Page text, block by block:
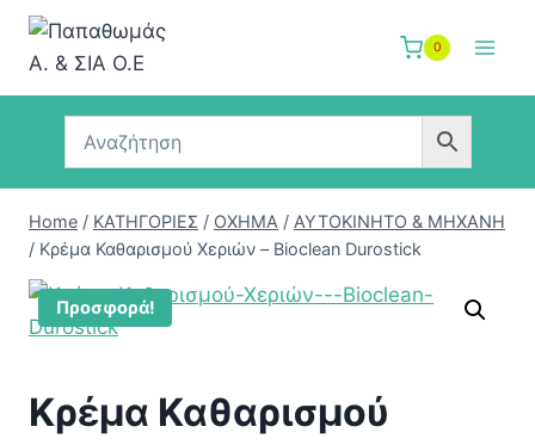
Skip
content
0
Home / ΚΑΤΗΓΟΡΙΕΣ / ΟΧΗΜΑ / ΑΥΤΟΚΙΝΗΤΟ & ΜΗΧΑΝΗ
/ Κρέμα Καθαρισμού Χεριών – Bioclean Durostick
Προσφορά!
Κρέμα Καθαρισμού